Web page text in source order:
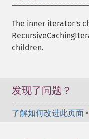
The inner iterator's
children.
发现了问题？
了解如何改进此页面 •